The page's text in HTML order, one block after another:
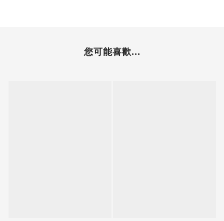
您可能喜歡...